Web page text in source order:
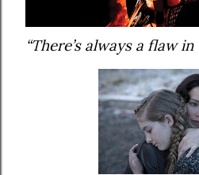
“There’s always a flaw